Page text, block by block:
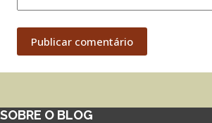
Publicar comentário
SOBRE O BLOG